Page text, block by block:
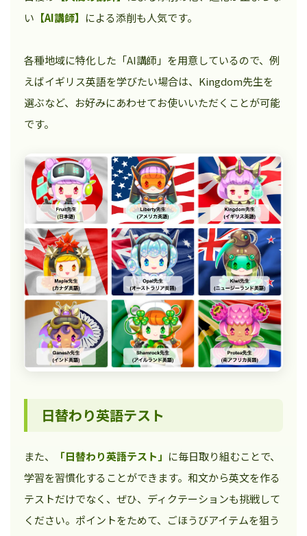
い 【AI講師】 による添削も人気です。
各種地域に特化した「AI講師」を用意しているので、例
えばイギリス英語を学びたい場合は、Kingdom先生を
選ぶなど、お好みにあわせてお使いいただくことが可能
です。
日替わり英語テスト
また、 「日替わり英語テスト」 に毎日取り組むことで、
学習を習慣化することができます。和文から英文を作る
テストだけでなく、ぜひ、ディクテーションも挑戦して
ください。ポイントをためて、ごほうびアイテムを狙う